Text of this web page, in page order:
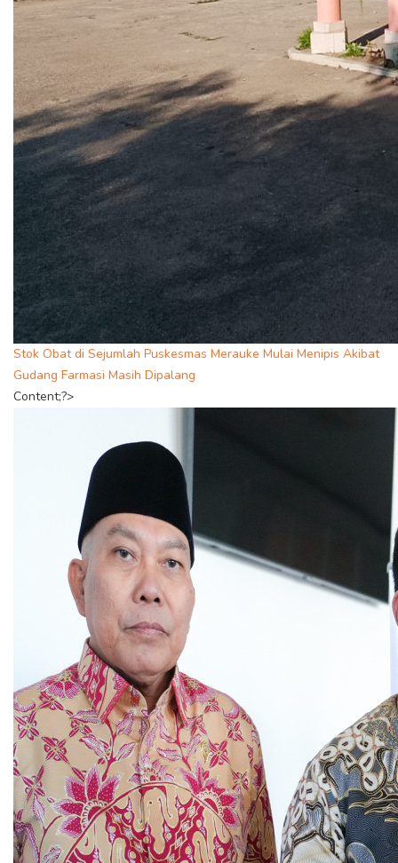
Stok Obat di Sejumlah Puskesmas Merauke Mulai Menipis Akibat
Gudang Farmasi Masih Dipalang
Content;?>